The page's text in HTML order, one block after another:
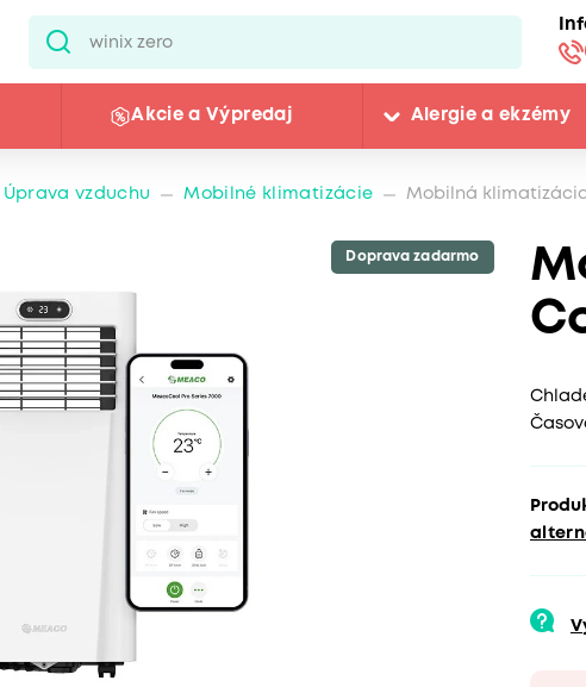
Akcie a Výpredaj Alergie a ekzémy
Úprava vzduchu Mobilné klimatizácie Mobilná
Doprava zadarmo